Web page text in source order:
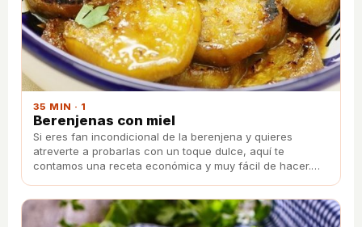
35 MIN · 1
Berenjenas con miel
Si eres fan incondicional de la berenjena y quieres
atreverte a probarlas con un toque dulce, aquí te
contamos una receta económica y muy fácil de hacer.